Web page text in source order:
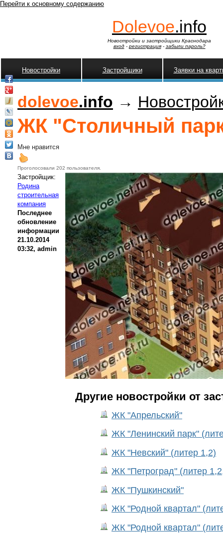
Перейти к основному содержанию
Dolevoe.info
Новостройки и застройщики Краснодара
вход- регистрация- забыли пароль?
Новостройки Застройщики Заявки на
dolevoe.info →
ЖК "Столичный
Мне нравится
Проголосовали 202 пользователя.
Застройщик:
Родина
строительная
компания
Последнее
обновление
информации
21.10.2014
03:32, admin
Другие новостройки от
ЖК "Апрельский"
ЖК "Ленинский парк"
ЖК "Невский" (литер 1,2)
ЖК "Петроград" (литер
ЖК "Пушкинский"
ЖК "Родной квартал"
ЖК "Родной квартал"